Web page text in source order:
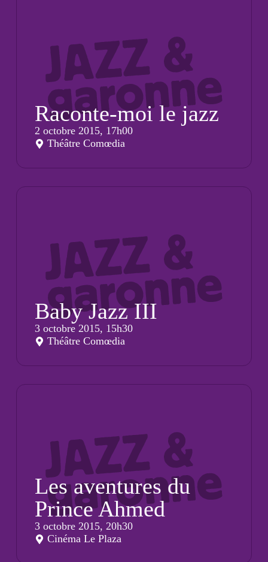
Raconte-moi le jazz
2 octobre 2015, 17h00
Théâtre Comœdia
Baby Jazz III
3 octobre 2015, 15h30
Théâtre Comœdia
Les aventures du
Prince Ahmed
3 octobre 2015, 20h30
Cinéma Le Plaza